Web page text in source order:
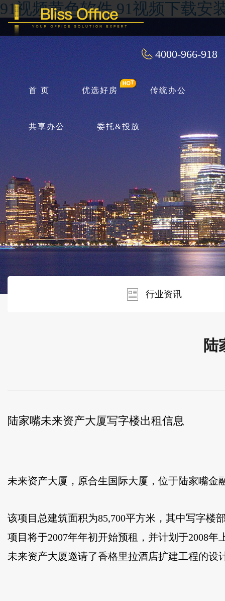
91视频黄色软件,91视频下载安
4000-966-918
首 页 优选好房 传统办公
共享办公 委托&投放
行业资讯
陆
陆家嘴未来资产大厦写字楼出租信息
未来资产大厦，原合生国际大厦，位于陆家嘴金
该项目总建筑面积为85,700平方米，其中写字楼
项目将于2007年年初开始预租，并计划于2008
未来资产大厦邀请了香格里拉酒店扩建工程的设